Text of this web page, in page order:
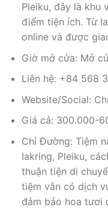
Pleiku, đây là khu
điểm tiện ích. Từ
online và được
Giờ mở cửa: Mở
Liên hệ: +84 568
Website/Social:
Giá cả: 300.000-
Chỉ Đường: Tiệm
Iakring, Pleiku,
thuận tiện di
tiệm vẫn có dịch
đảm bảo hoa tươi